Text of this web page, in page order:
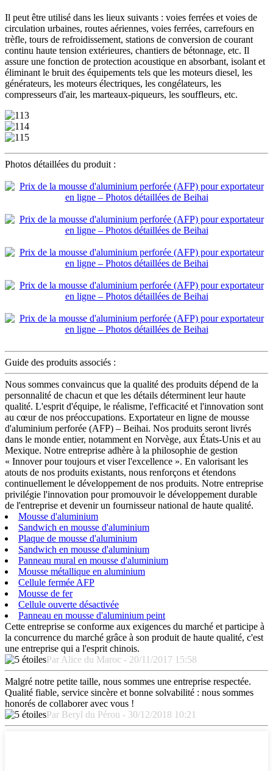
Il peut être utilisé dans les lieux suivants : voies ferrées et voies de
circulation urbaines, routes aériennes, voies ferrées, carrefours en
trèfle, tours de refroidissement, stations de conversion de courant
continu haute tension extérieures, chantiers de bétonnage, etc. Il
assure une fonction de protection acoustique en absorbant, isolant et
éliminant le bruit des équipements tels que les moteurs diesel, les
générateurs, les moteurs électriques, les congélateurs, les
compresseurs d'air, les marteaux-piqueurs, les souffleurs, etc.
Photos détaillées du produit :
Guide des produits associés :
Nous sommes convaincus que la qualité des produits dépend de la
personnalité de chacun et que les détails déterminent leur haute
qualité. L'esprit d'équipe, le réalisme, l'efficacité et l'innovation sont
au cœur de nos préoccupations. Exportateur en ligne de mousse
d'aluminium perforée (AFP) – Beihai. Nos produits seront livrés
dans le monde entier, notamment en Norvège, aux États-Unis et au
Mexique. Notre entreprise adhère à la philosophie de gestion
« Innover pour toujours et viser l'excellence ». En valorisant les
atouts de nos produits existants, nous renforçons et étendons
continuellement le développement de nos produits. Notre entreprise
privilégie l'innovation pour promouvoir le développement durable
de l'entreprise et devenir un fournisseur national de haute qualité.
Mousse d'aluminium
Sandwich en mousse d'aluminium
Plaque de mousse d'aluminium
Sandwich en mousse d'aluminium
Panneau mural en mousse d'aluminium
Mousse métallique en aluminium
Cellule fermée AFP
Mousse de fer
Cellule ouverte désactivée
Panneau en mousse d'aluminium peint
Cette entreprise se conforme aux exigences du marché et participe à
la concurrence du marché grâce à son produit de haute qualité, c'est
une entreprise qui a l'esprit chinois.
Par Alice du Maroc - 20/11/2017 15:58
Malgré notre petite taille, nous sommes une entreprise respectée.
Qualité fiable, service sincère et bonne solvabilité : nous sommes
honorés de collaborer avec vous !
Par Beryl du Pérou - 30/12/2018 10:21